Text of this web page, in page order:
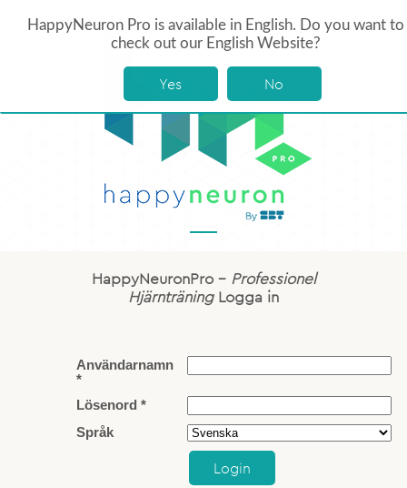
HappyNeuronPro – Professionel
HjärnträningLogga in
Användarnamn
*
Lösenord *
Språk
Login
HappyNeuron Pro is available in English. Do you want to
check out our English Website?
Yes No